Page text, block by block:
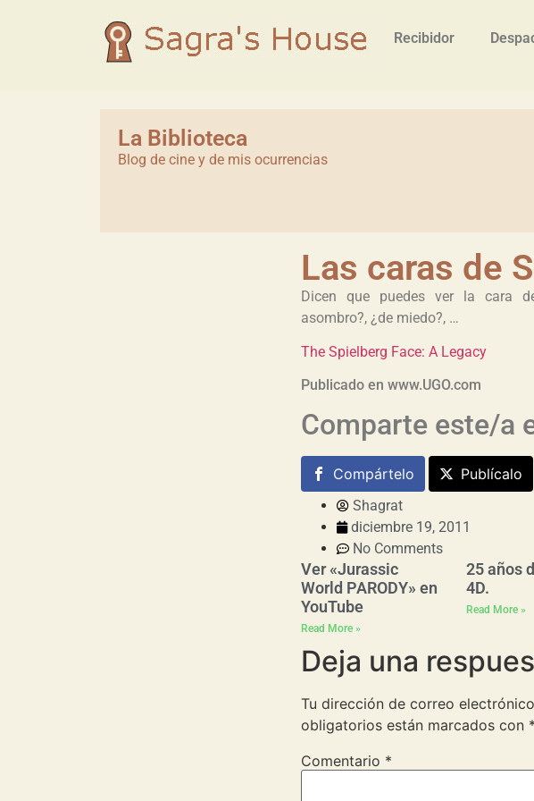
Recibidor
La Biblioteca
Blog de cine y de mis ocurrencias
Las caras de
Dicen que puedes ver la cara
asombro?, ¿de miedo?, …
The Spielberg Face: A Legacy
Publicado en www.UGO.com
Comparte este/a
Compártelo Publícalo
Shagrat
diciembre 19, 2011
No Comments
Ver «Jurassic
World PARODY» en
YouTube
Read More »
25 años
4D.
Read More »
Deja una
Tu dirección de correo
obligatorios están marcados con *
Comentario *